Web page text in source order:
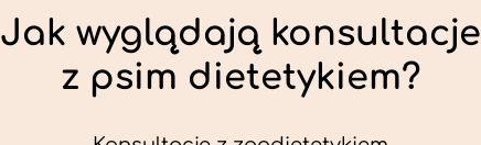
Jak wyglądają konsultacje
z psim dietetykiem?